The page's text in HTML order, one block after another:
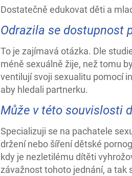
Dostatečně edukovat děti a
Odrazila se dostupnost
To je zajímavá otázka. Dle
méně sexuálně žije, než tomu
ventilují svoji sexualitu pomocí
aby hledali partnerku.
Může v této souvislosti
Specializuji se na pachatele
držení nebo šíření dětské
kdy je nezletilému dítěti
závažnost tohoto jednání, a tak